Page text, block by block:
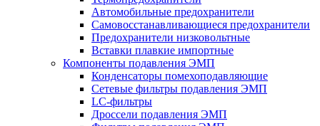
Автомобильные предохранители
Самовосстанавливающиеся предохранители
Предохранители низковольтные
Вставки плавкие импортные
Компоненты подавления ЭМП
Конденсаторы помехоподавляющие
Сетевые фильтры подавления ЭМП
LC-фильтры
Дроссели подавления ЭМП